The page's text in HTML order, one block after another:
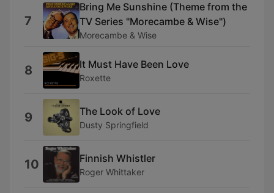
7
Bring Me Sunshine (Theme from the
TV Series ''Morecambe & Wise'')
Morecambe & Wise
8 It Must Have Been Love
Roxette
9 The Look of Love
Dusty Springfield
10 Finnish Whistler
Roger Whittaker